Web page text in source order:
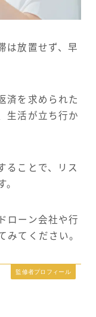
は放置せず、早
済を求められた
生活が立ち行か
ることで、リス
。
ローン会社や行
みてください。
監修者プロフィール